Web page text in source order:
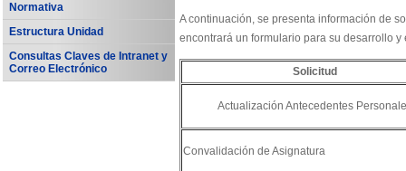
Normativa
Estructura Unidad
Consultas Claves de Intranet y
Correo Electrónico
A continuación, se presenta información de
encontrará un formulario para su desarrollo
Solicitud
Actualización Antecedentes
Convalidación de Asignatura